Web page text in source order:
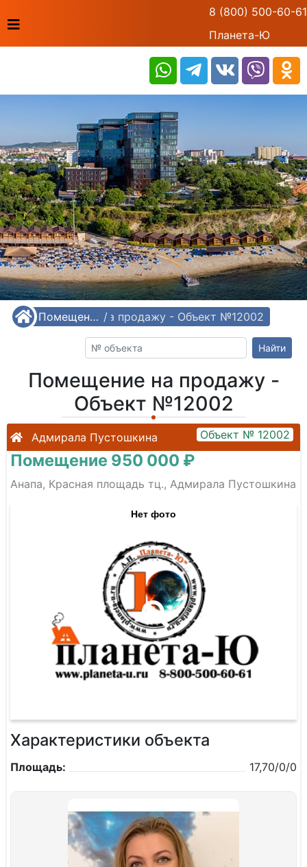
8 (800) 500-60-61
Планета-Ю
/ Помещения /
Помещение на продажу - Объект №12002
Найти
Помещение на продажу -
Объект №12002
Адмирала Пустошкина Объект № 12002
Помещение 950 000 ₽
Анапа, Красная площадь тц., Адмирала Пустошкина
Нет фото
Характеристики объекта
Площадь: 17,70/0/0